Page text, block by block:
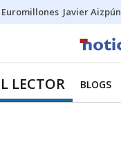
Javier Aizpún
LECTOR BLOGS